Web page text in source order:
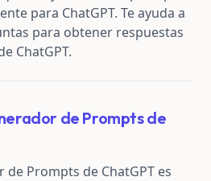
para ChatGPT. Te ayuda a
para obtener respuestas
ChatGPT.
de Prompts de
Prompts de ChatGPT es